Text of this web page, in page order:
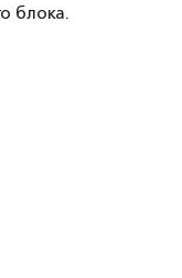
блока.